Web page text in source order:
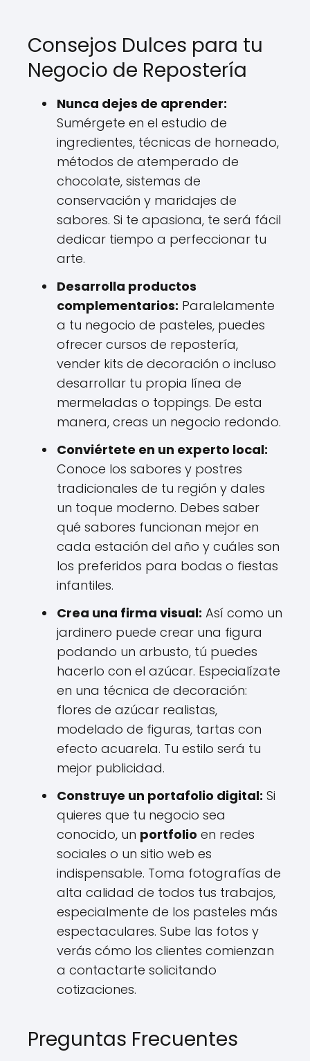
Consejos Dulces para tu
Negocio de Repostería
Nunca dejes de aprender:
Sumérgete en el estudio de
ingredientes, técnicas de horneado,
métodos de atemperado de
chocolate, sistemas de
conservación y maridajes de
sabores. Si te apasiona, te será fácil
dedicar tiempo a perfeccionar tu
arte.
Desarrolla productos
complementarios: Paralelamente
a tu negocio de pasteles, puedes
ofrecer cursos de repostería,
vender kits de decoración o incluso
desarrollar tu propia línea de
mermeladas o toppings. De esta
manera, creas un negocio redondo.
Conviértete en un experto local:
Conoce los sabores y postres
tradicionales de tu región y dales
un toque moderno. Debes saber
qué sabores funcionan mejor en
cada estación del año y cuáles son
los preferidos para bodas o fiestas
infantiles.
Crea una firma visual: Así como un
jardinero puede crear una figura
podando un arbusto, tú puedes
hacerlo con el azúcar. Especialízate
en una técnica de decoración:
flores de azúcar realistas,
modelado de figuras, tartas con
efecto acuarela. Tu estilo será tu
mejor publicidad.
Construye un portafolio digital: Si
quieres que tu negocio sea
conocido, un portfolio en redes
sociales o un sitio web es
indispensable. Toma fotografías de
alta calidad de todos tus trabajos,
especialmente de los pasteles más
espectaculares. Sube las fotos y
verás cómo los clientes comienzan
a contactarte solicitando
cotizaciones.
Preguntas Frecuentes